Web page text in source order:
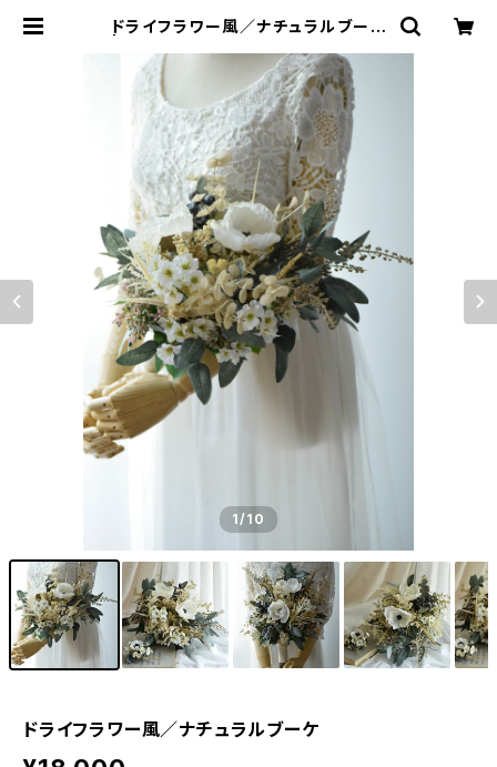
ドライフラワー風／ナチュラルブーケ
e natu（あんなちゅ）
1/10
ドライフラワー風／ナチュラルブーケ